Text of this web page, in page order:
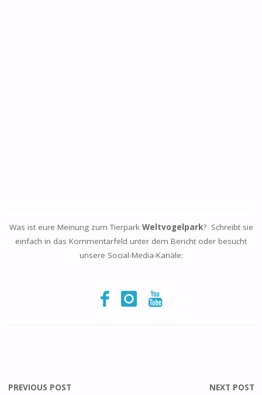
Was ist eure Meinung zum TierparkWeltvogelpark? Schreibt sie
einfach in das Kommentarfeld unter dem Bericht oder besucht
unsere Social-Media-Kanäle:
PREVIOUS POST NEXT POST